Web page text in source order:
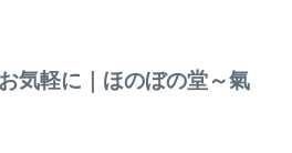
気軽に｜ほのぼの堂～氣